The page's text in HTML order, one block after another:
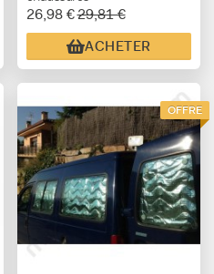
26,98 €29,81 €
ACHETER
OFFRE